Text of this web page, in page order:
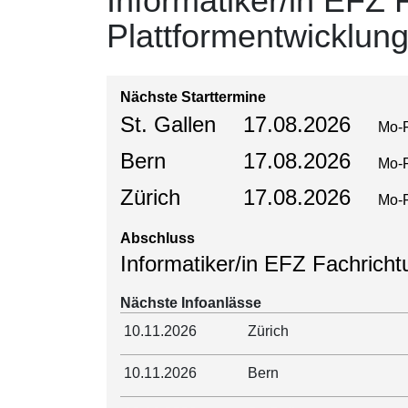
Immobilien
Prüfungsvorbereitung für
mit eidg. FA
Prüfungsvorbereitung für Immobilienbewertung
Immobilienvermarkter/in mit eidg. FA
eidg. FA
Eidg. dipl. Immobilientreuhänder/in
eidg. Diplom
WISS/HEV
Sachbearbeiter/in Immobilienbewertung WISS/
Sachbearbeiter/in Immobilienvermarktung WISS/
Plattformentwicklung
Nächste Starttermine
St. Gallen 17.08.2026 Mo-
Bern 17.08.2026 Mo-
Zürich 17.08.2026 Mo-
Abschluss
Informatiker/in EFZ
Nächste Infoanlässe
10.11.2026
Zürich
10.11.2026 Bern